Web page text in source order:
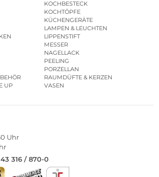
KOCHBESTECK
KOCHTÖPFE
KÜCHENGERÄTE
LAMPEN & LEUCHTEN
LIPPENSTIFT
MESSER
NAGELLACK
PEELING
PORZELLAN
RAUMDÜFTE & KERZEN
UP
VASEN
Uhr
316 / 870-0